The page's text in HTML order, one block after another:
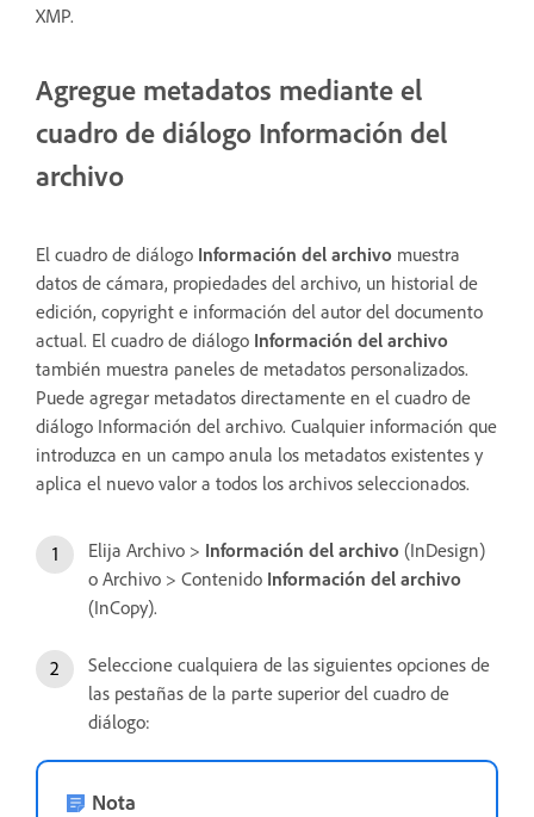
XMP.
Agregue metadatos mediante el
cuadro de diálogo Información del
archivo
El cuadro de diálogo Información del archivo muestra
datos de cámara, propiedades del archivo, un historial de
edición, copyright e información del autor del documento
actual. El cuadro de diálogo Información del archivo
también muestra paneles de metadatos personalizados.
Puede agregar metadatos directamente en el cuadro de
diálogo Información del archivo. Cualquier información que
introduzca en un campo anula los metadatos existentes y
aplica el nuevo valor a todos los archivos seleccionados.
Elija Archivo > Información del archivo (InDesign)
o Archivo > Contenido Información del archivo
(InCopy).
Seleccione cualquiera de las siguientes opciones de
las pestañas de la parte superior del cuadro de
diálogo:
Nota